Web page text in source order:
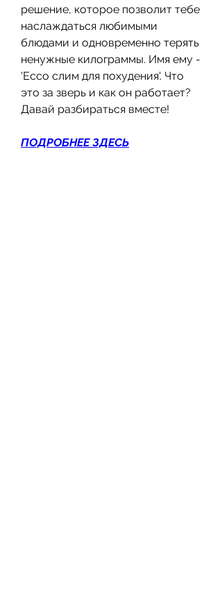
решение, которое позволит тебе
наслаждаться любимыми
блюдами и одновременно терять
ненужные килограммы. Имя ему -
'Ессо слим для похудения'. Что
это за зверь и как он работает?
Давай разбираться вместе!
ПОДРОБНЕЕ ЗДЕСЬ